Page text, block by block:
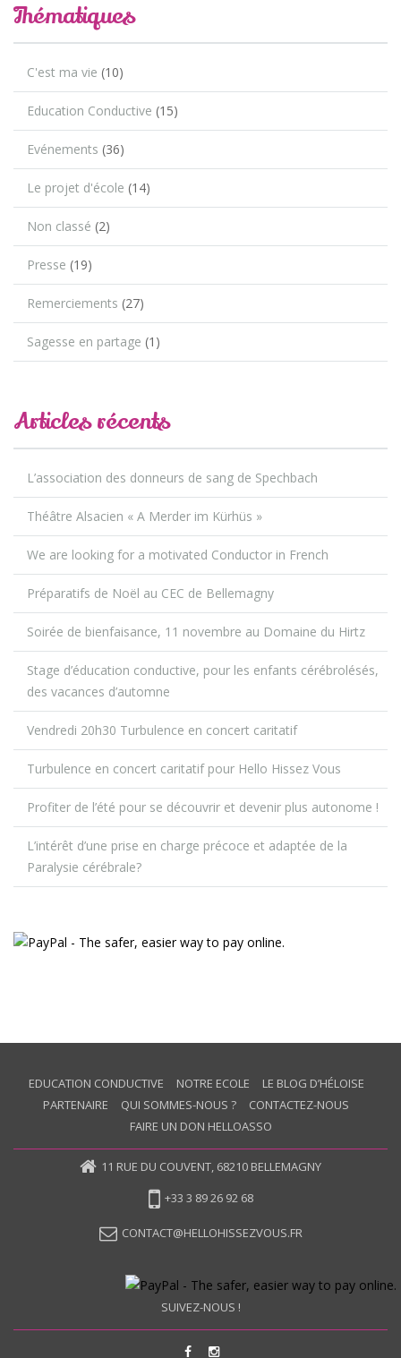
Thématiques
C'est ma vie (10)
Education Conductive (15)
Evénements (36)
Le projet d'école (14)
Non classé (2)
Presse (19)
Remerciements (27)
Sagesse en partage (1)
Articles récents
L’association des donneurs de sang de Spechbach
Théâtre Alsacien « A Merder im Kürhüs »
We are looking for a motivated Conductor in French
Préparatifs de Noël au CEC de Bellemagny
Soirée de bienfaisance, 11 novembre au Domaine du Hirtz
Stage d’éducation conductive, pour les enfants cérébrolésés,
des vacances d’automne
Vendredi 20h30 Turbulence en concert caritatif
Turbulence en concert caritatif pour Hello Hissez Vous
Profiter de l’été pour se découvrir et devenir plus autonome !
L’intérêt d’une prise en charge précoce et adaptée de la
Paralysie cérébrale?
EDUCATION CONDUCTIVE NOTRE ECOLE
LE BLOG D’HÉLOISE
PARTENAIRE
QUI SOMMES-NOUS ?
CONTACTEZ-NOUS
FAIRE UN DON HELLOASSO
11 RUE DU COUVENT, 68210 BELLEMAGNY
+33 3 89 26 92 68
CONTACT@HELLOHISSEZVOUS.FR
SUIVEZ-NOUS !